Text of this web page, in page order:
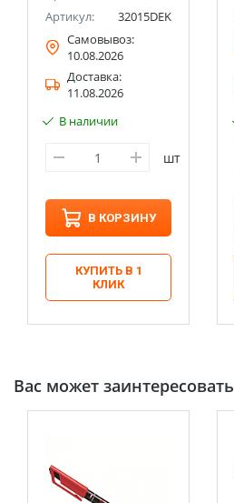
Артикул:
32015DEK
Самовывоз:
10.08.2026
Доставка:
11.08.2026
В наличии
шт
В КОРЗИНУ
КУПИТЬ В 1
КЛИК
Вас может заинтересовать